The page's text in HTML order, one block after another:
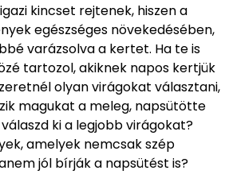
kincset rejtenek, hiszen a
egészséges növekedésében,
varázsolva a kertet. Ha te is
tartozol, akiknek napos kertjük
olyan virágokat választani,
magukat a meleg, napsütötte
ki a legjobb virágokat?
amelyek nemcsak szép
jól bírják a napsütést is?